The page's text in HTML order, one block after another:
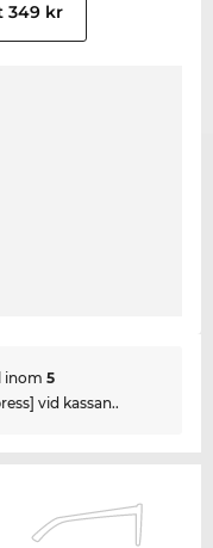
349 kr
inom5
vid kassan..